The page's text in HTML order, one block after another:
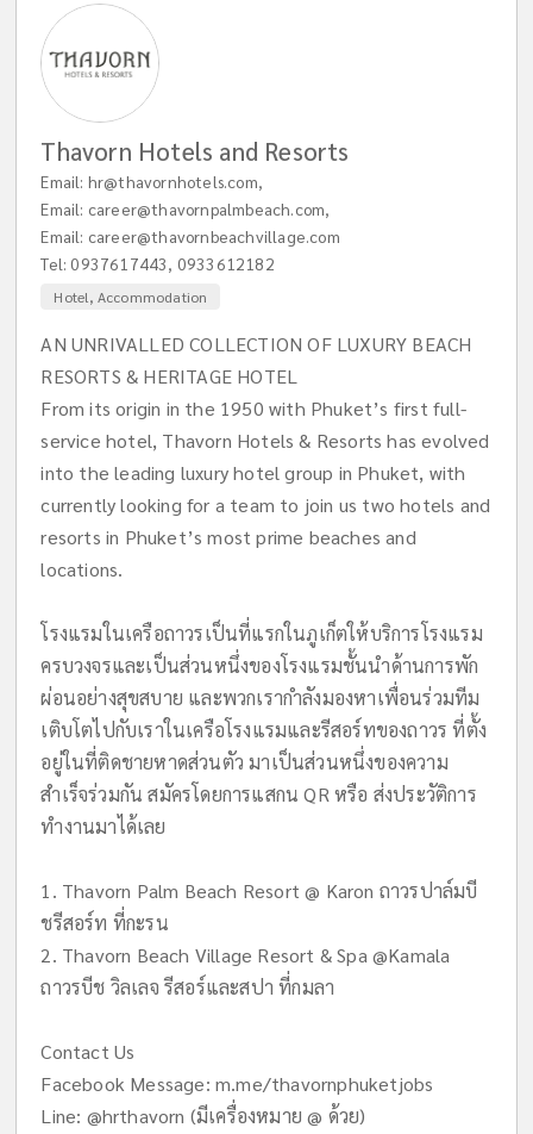
Thavorn Hotels and Resorts
Email: hr@thavornhotels.com,
Email: career@thavornpalmbeach.com,
Email: career@thavornbeachvillage.com
Tel:0937617443, 0933612182
Hotel, Accommodation
AN UNRIVALLED COLLECTION OF LUXURY BEACH
RESORTS & HERITAGE HOTEL
From its origin in the 1950 with Phuket’s first full-
service hotel, Thavorn Hotels & Resorts has evolved
into the leading luxury hotel group in Phuket, with
currently looking for a team to join us two hotels and
resorts in Phuket’s most prime beaches and
locations.
โรงแรมในเครือถาวรเป็นที่แรกในภูเก็ตให้บริการโรงแรม
ครบวงจรและเป็นส่วนหนึ่งของโรงแรมชั้นนำด้านการพัก
ผ่อนอย่างสุขสบาย และพวกเรากำลังมองหาเพื่อนร่วมทีม
เติบโตไปกับเราในเครือโรงแรมและรีสอร์ทของถาวร ที่ตั้ง
อยู่ในที่ติดชายหาดส่วนตัว มาเป็นส่วนหนึ่งของความ
สำเร็จร่วมกัน สมัครโดยการแสกน QR หรือ ส่งประวัติการ
ทำงานมาได้เลย
1. Thavorn Palm Beach Resort @ Karon ถาวรปาล์มบี
ชรีสอร์ท ที่กะรน
2. Thavorn Beach Village Resort & Spa @Kamala
ถาวรบีช วิลเลจ รีสอร์และสปา ที่กมลา
Contact Us
Facebook Message: m.me/thavornphuketjobs
Line: @hrthavorn (มีเครื่องหมาย @ ด้วย)